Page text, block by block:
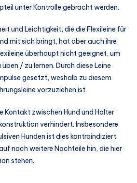
unter Kontrolle gebracht werden.
und Leichtigkeit, die die Flexileine für
mit sich bringt, hat aber auch ihre
überhaupt nicht geeignet, um
/ zu lernen. Durch diese Leine
gesetzt, weshalb zu diesem
vorzuziehen ist.
Kontakt zwischen Hund und Halter
verhindert. Insbesondere
Hunden ist dies kontraindiziert.
noch weitere Nachteile hin, die hier
stehen.